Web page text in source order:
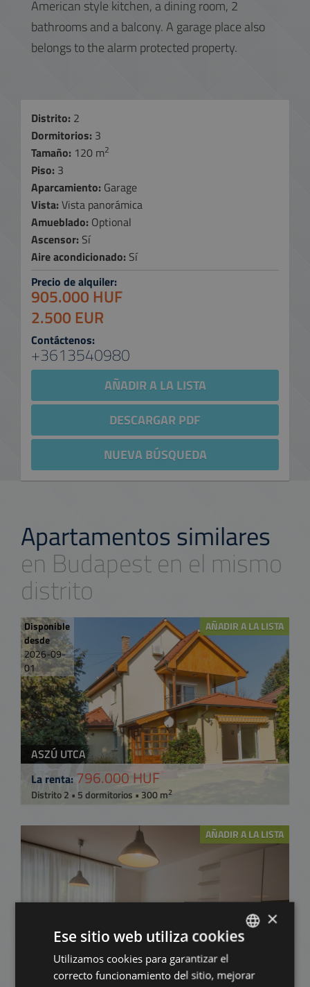
American style kitchen, a dining room, 2
bathrooms and a balcony. A garage place also
belongs to the alarm protected property.
Distrito: 2
Dormitorios: 3
Tamaño: 120 m2
Piso: 3
Aparcamiento: Garage
Vista: Vista panorámica
Amueblado: Optional
Ascensor: Sí
Aire acondicionado: Sí
Precio de alquiler:
905.000 HUF
2.500 EUR
Contáctenos:
+3613540980
AÑADIR A LA LISTA
DESCARGAR PDF
NUEVA BÚSQUEDA
Apartamentos similares
en Budapest en el mismo
distrito
Disponible
desde
2026-09-
01
AÑADIR A LA LISTA
ASZÚ UTCA
La renta: 796.000 HUF
Distrito 2 • 5 dormitorios • 300 m2
AÑADIR A LA LISTA
ZÖLDLOMB UTCA
ENGLISH
HUNGARIAN
×
Ese sitio web utiliza cookies
Utilizamos cookies para garantizar el
correcto funcionamiento del sitio, mejorar